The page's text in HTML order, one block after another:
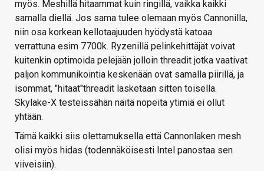
myös. Meshillä hitaammat kuin ringillä, vaikka kaikki
samalla diellä. Jos sama tulee olemaan myös Cannonilla,
niin osa korkean kellotaajuuden hyödystä katoaa
verrattuna esim 7700k. Ryzenillä pelinkehittäjät voivat
kuitenkin optimoida pelejään jolloin threadit jotka vaativat
paljon kommunikointia keskenään ovat samalla piirillä, ja
isommat, "hitaat"threadit lasketaan sitten toisella.
Skylake-X testeissähän näitä nopeita ytimiä ei ollut
yhtään.
Tämä kaikki siis olettamuksella että Cannonlaken mesh
olisi myös hidas (todennäköisesti Intel panostaa sen
viiveisiin).